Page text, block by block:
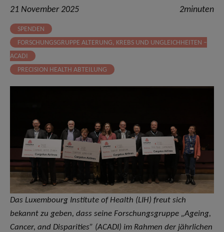
21 November 2025 2minuten
SPENDEN
FORSCHUNGSGRUPPE ALTERUNG, KREBS UND UNGLEICHHEITEN –
ACADI
PRECISION HEALTH ABTEILUNG
Das Luxembourg Institute of Health (LIH) freut sich
bekannt zu geben, dass seine Forschungsgruppe „Ageing,
Cancer, and Disparities” (ACADI) im Rahmen der jährlichen